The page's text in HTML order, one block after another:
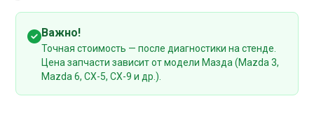
Важно!
Точная стоимость — после диагностики на стенде.
Цена запчасти зависит от модели Мазда (Mazda 3,
Mazda 6, CX-5, CX-9 и др.).